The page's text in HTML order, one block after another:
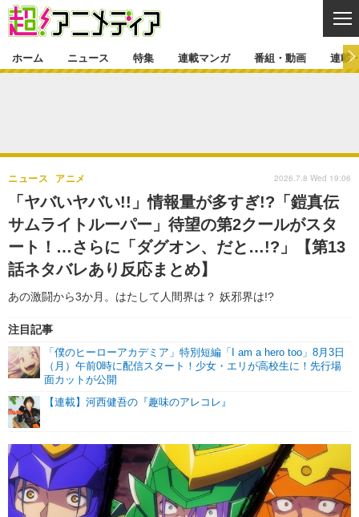
ゲーム・アプリ マンガ
グッズ イベント
声優 コスプレ
特集一覧 カバー
ラキりす
連載マンガ
連載一覧
番組・動画
番組・動画一覧 ラジオ
動画
連載・ブログ
連載・ブログ一覧
編集部ブログ・お知らせ
ホーム ニュース 特集 連載マンガ 番組・動画 連載
「ヤバいヤバい!!」情報量が多すぎ!?「鎧真伝
サムライトルーパー」待望の第2クールがスタ
ート！…さらに「ダグオン、だと…!?」【第13
話ネタバレあり反応まとめ】
あの激闘から3か月。はたして人間界は？ 妖邪界は!?
ニュース アニメ
注目記事
「僕のヒーローアカデミア」特別短編「I am a hero too」8月3日
（月）午前0時に配信スタート！少女・エリが高校生に！先行場
面カットが公開
【連載】河西健吾の『趣味のアレコレ』
2026.7.8 Wed 19:06